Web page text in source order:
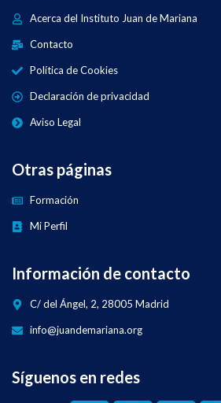
Acerca del Instituto Juan de Mariana
Contacto
Política de Cookies
Declaración de privacidad
Aviso Legal
Otras páginas
Formación
Mi Perfil
Información de contacto
C/ del Ángel, 2, 28005 Madrid
info@juandemariana.org
Síguenos en redes